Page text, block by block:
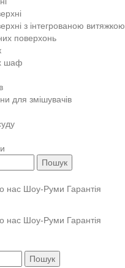
з інтегрованою витяжкою
поверхонь
шаф
для змішувачів
Пошук
нас Шоу-Руми Гарантія
нас Шоу-Руми Гарантія
Пошук